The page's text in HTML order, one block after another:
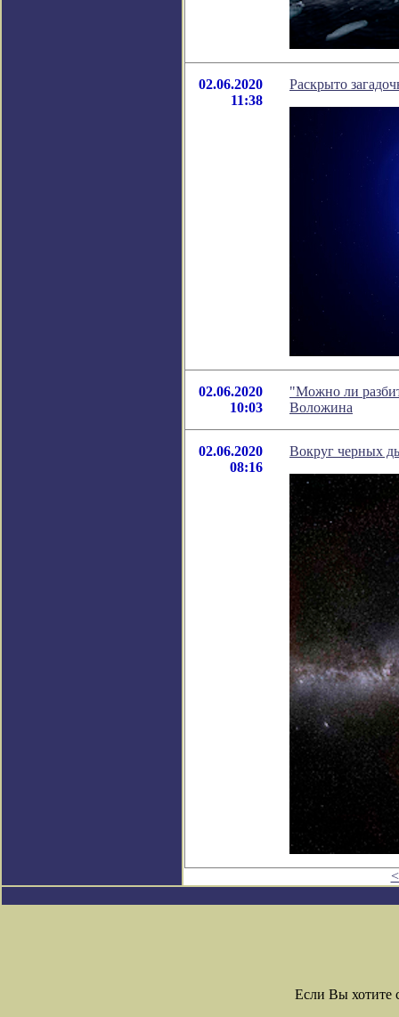
02.06.2020
11:38
Раскрыто
02.06.2020
10:03
"Можно ли
Воложина
02.06.2020
08:16
Вокруг черных
Если Вы хотите